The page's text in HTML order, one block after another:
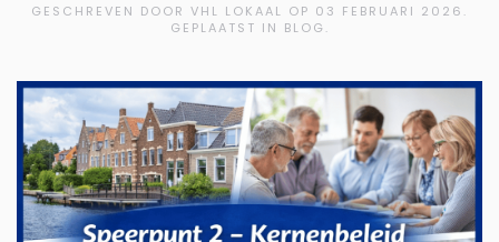
GESCHREVEN DOOR VHL LOKAAL OP 03 FEBRUARI 2026 .
GEPLAATST IN BLOG.